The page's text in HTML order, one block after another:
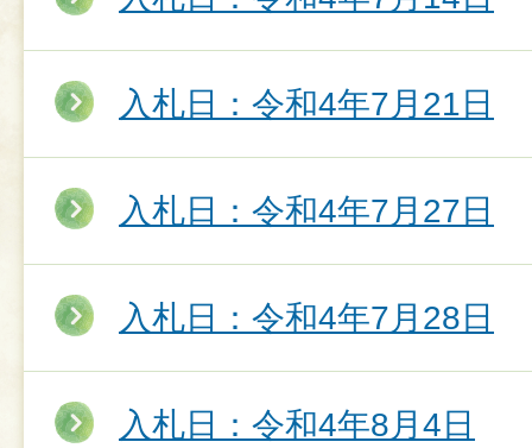
入札日：令和4年7月21日
入札日：令和4年7月27日
入札日：令和4年7月28日
入札日：令和4年8月4日